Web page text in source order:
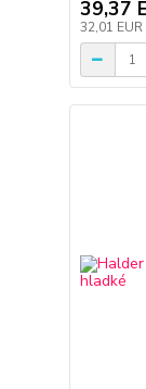
39,37
32,01 EUR